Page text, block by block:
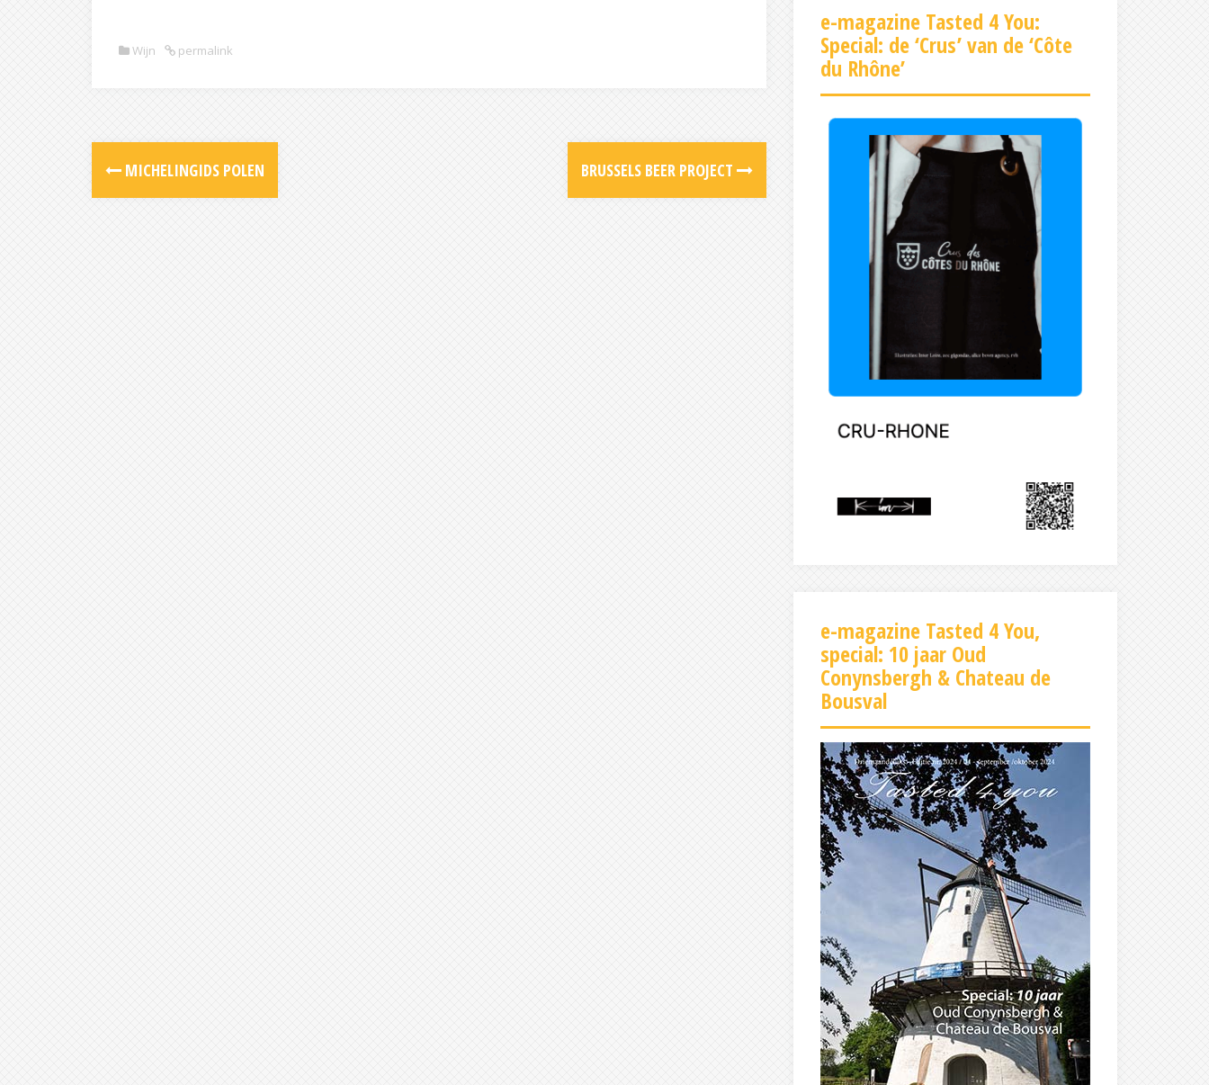
Wijn permalink
Post
navigation
MICHELINGIDS POLEN BRUSSELS BEER PROJECT
e-magazine Tasted 4 You:
Special: de ‘Crus’ van de ‘Côte
du Rhône’
e-magazine Tasted 4 You,
special: 10 jaar Oud
Conynsbergh & Chateau de
Bousval